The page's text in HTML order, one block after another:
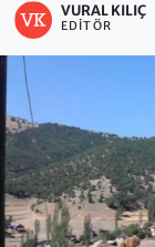
VURAL KILIÇ
EDITÖR